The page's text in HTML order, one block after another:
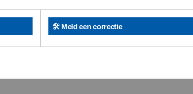
🛠️ Meld een correctie